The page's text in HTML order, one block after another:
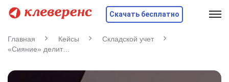
Скачать бесплатно
Главная Кейсы
Складской учет